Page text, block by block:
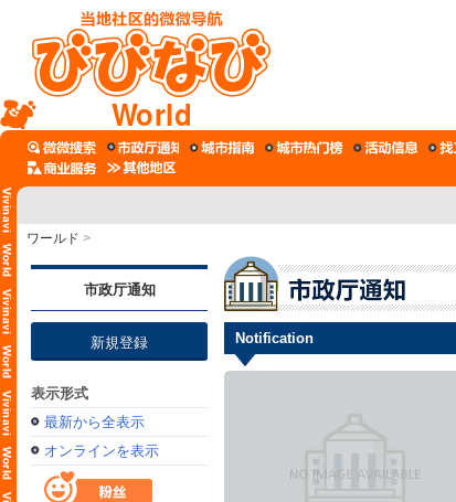
World
ワールド >
市政厅通知
新規登録
表示形式
最新から全表示
オンラインを表示
Notification